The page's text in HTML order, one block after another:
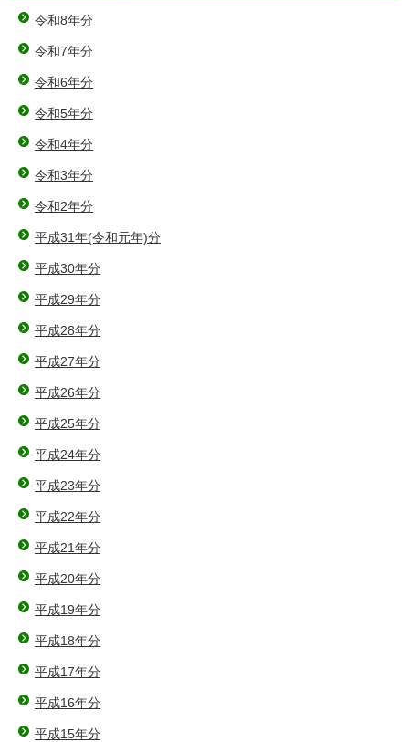
令和8年分
令和7年分
令和6年分
令和5年分
令和4年分
令和3年分
令和2年分
平成31年(令和元年)分
平成30年分
平成29年分
平成28年分
平成27年分
平成26年分
平成25年分
平成24年分
平成23年分
平成22年分
平成21年分
平成20年分
平成19年分
平成18年分
平成17年分
平成16年分
平成15年分